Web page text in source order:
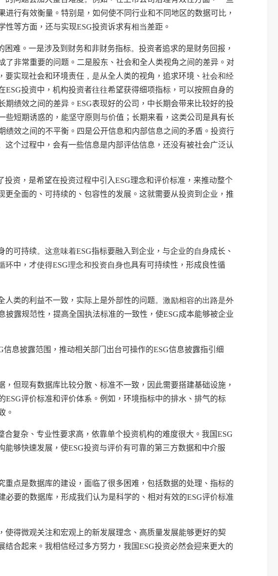
行有效衡量。特别是，如何使不同行业和不同地区的数据可比，
性等方面，还与实现ESG投资诉求有相当差距。
困难。 一是涉及到财务和非财务指标。 投资者追求的是财务回报，
了非常重要的问题。 二是股东、社会和全人类视角之间的差异。对
，要实现社会和环境责任 ，是从全人类的视角，追求环境、 社会和经
ESG投资中，机构投资者往往希望获得细项指标，可以按照自身的
期绩效之间的差异。 ESG表现好的公司，中长期会带来比较好的投
短期诱惑的，能坚守原则与价值；长期来看，这类公司是具有长
绩效之间的不平衡。 四是公开信息和内部信息之间的矛盾。投资行
这个过程中，会有一些信息是内部评估信息，还没有被社会广泛认
投资，是希望在投资过程中引入ESG理念和评价标准，来推动整个
全面的、可持续的、包容性的发展。这就需要从投资到企业，推
的可持续。这意味着ESG指标要融入到企业，与企业的自身成长、
环中，才使得ESG理念和投资自身也具有可持续性，形成良性循
人类的利益不一致，实际上是外部性的问题。激励相容的出路是外
披露规范性，提高全国执法标准的一致性，使ESG成本能够被企业
信息披露范围，推动相关部门出台可操作的ESG信息披露指引细
，但现有数据库比较分散、标准不一致，因此需要搭建基础设施，
ESG评价标准和评价体系。例如，环境指标中的排水、排气的标
。
合复杂、专业性要求高，依靠单个投资机构的难度很大。我国ESG
能够快速发展，使ESG投资与评价有可靠的第三方数据和中介服
重点是数据库的建设，面临了很多困难，包括数据的处理、指标的
要的数据库，形成我们认为是科学的、相对有效的ESG评价标准
得微观关注和宏观上的新发展理念、高质量发展能够更好的契
结合起来。我相信经过多方努力，我国ESG投资必然会迎来更大的